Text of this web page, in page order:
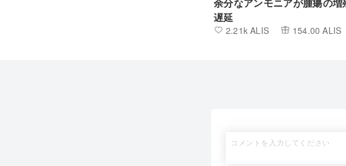
遅延
2.21k ALIS 154.00 ALIS